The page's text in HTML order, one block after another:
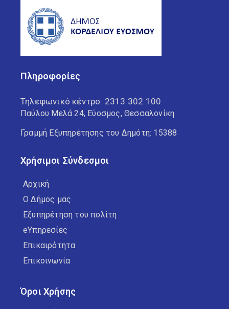
Πληροφορίες
Τηλεφωνικό κέντρο: 2313 302 100
Παύλου Μελά 24, Εύοσμος, Θεσσαλονίκη
Γραμμή Εξυπηρέτησης του Δημότη: 15388
Χρήσιμοι Σύνδεσμοι
Αρχική
Ο Δήμος μας
Εξυπηρέτηση του πολίτη
eΥπηρεσίες
Επικαιρότητα
Επικοινωνία
Όροι Χρήσης